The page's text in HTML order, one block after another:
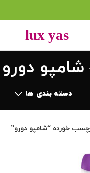
شامپو دورو
دسته بندی ها
خورده “شامپو دورو”